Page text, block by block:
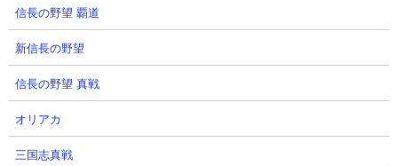
【攻略概要】
「ドラゴンペンギンch」さんの攻略動画です。使徒キラーとエヴ
ァ2機、あとはダークダルターニャなどを使用しています。エイリ
アンサイ用にダークダルターニャをぶつけることで処理を短時間
で行い、あとはエヴァにBOSSの相手を任せてクリアをしていま
信長の野望 覇道
新信長の野望
信長の野望 真戦
オリアカ
三国志真戦